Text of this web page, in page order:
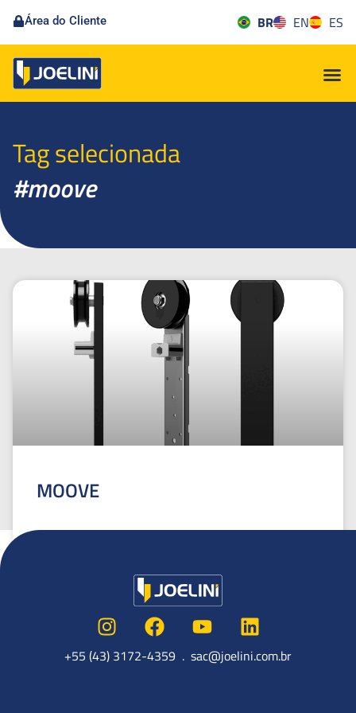
Área do Cliente BR EN ES
Tag selecionada
#moove
MOOVE
LEIA MAIS »
+55 (43) 3172-4359 . sac@joelini.com.br